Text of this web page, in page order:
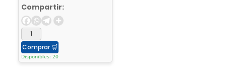
Compartir:
Comprar 🛒
Disponibles: 20